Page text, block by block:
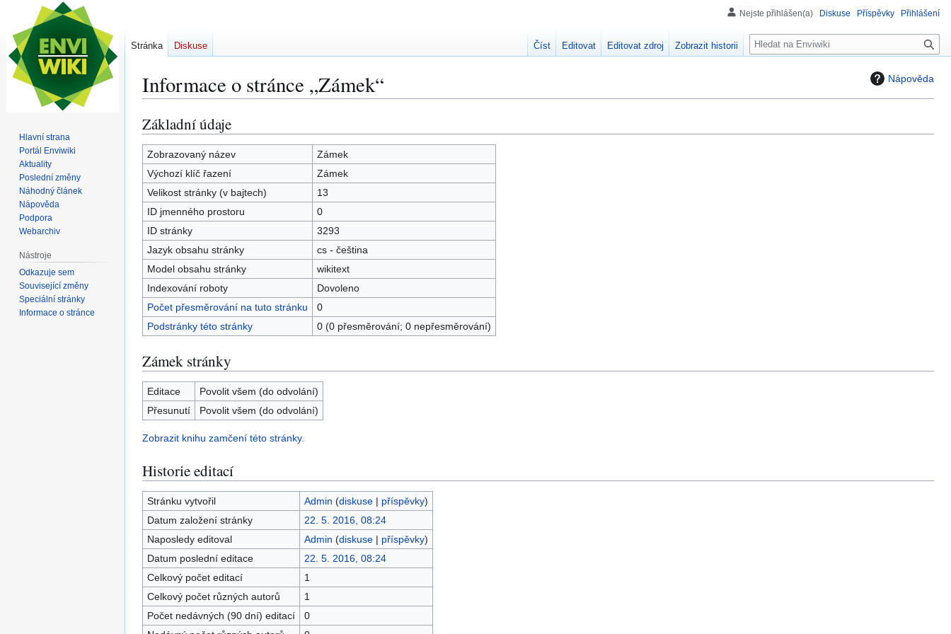
Nápověda
Informace o stránce „Zámek“
Skočit
na
navigaci
Skočit
na
vyhledávání
Základní údaje
Zobrazovaný název
Zámek
Výchozí klíč řazení
Zámek
Velikost stránky (v bajtech)
13
ID jmenného prostoru
0
ID stránky
3293
Jazyk obsahu stránky
cs - čeština
Model obsahu stránky
wikitext
Indexování roboty
Dovoleno
Počet přesměrování na tuto stránku
0
Podstránky této stránky
0 (0 přesměrování; 0 nepřesměrování)
Zámek stránky
Editace
Povolit všem (do odvolání)
Přesunutí
Povolit všem (do odvolání)
Zobrazit knihu zamčení této stránky.
Historie editací
Stránku vytvořil Admin (diskuse| příspěvky)
Datum založení stránky
22. 5. 2016, 08:24
Naposledy editoval
Admin (diskuse| příspěvky)
Datum poslední editace
22. 5. 2016, 08:24
Celkový počet editací
1
Celkový počet různých autorů
1
Počet nedávných (90 dní) editací
0
Nejste přihlášen(a) Diskuse Příspěvky Přihlášení
Stránka Diskuse Číst Editovat Editovat zdroj Zobrazit historii
H
l
á
í
Hlavní strana
Portál Enviwiki
Aktuality
Poslední změny
Náhodný článek
Nápověda
Podpora
Webarchiv
Nástroje
Odkazuje sem
Související změny
Speciální stránky
Informace o stránce